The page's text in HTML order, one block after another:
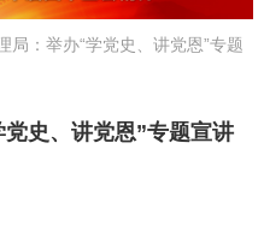
局：举办“学党史、讲党恩”专题
史、讲党恩”专题宣讲